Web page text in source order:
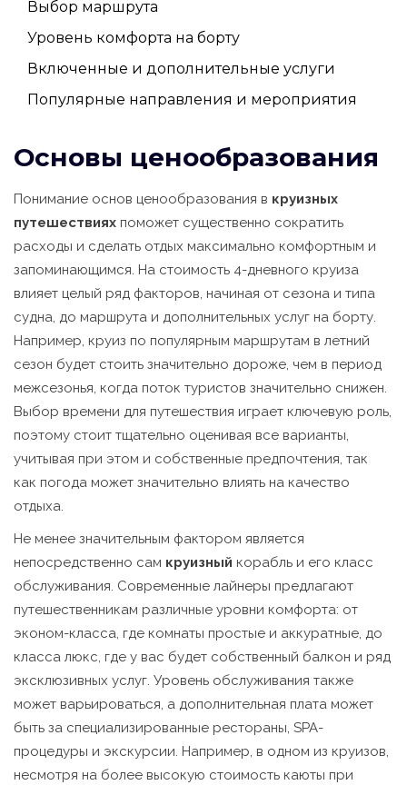
Выбор маршрута
Уровень комфорта на борту
Включенные и дополнительные услуги
Популярные направления и мероприятия
Основы ценообразования
Понимание основ ценообразования в круизных
путешествиях поможет существенно сократить
расходы и сделать отдых максимально комфортным и
запоминающимся. На стоимость 4-дневного круиза
влияет целый ряд факторов, начиная от сезона и типа
судна, до маршрута и дополнительных услуг на борту.
Например, круиз по популярным маршрутам в летний
сезон будет стоить значительно дороже, чем в период
межсезонья, когда поток туристов значительно снижен.
Выбор времени для путешествия играет ключевую роль,
поэтому стоит тщательно оценивая все варианты,
учитывая при этом и собственные предпочтения, так
как погода может значительно влиять на качество
отдыха.
Не менее значительным фактором является
непосредственно сам круизный корабль и его класс
обслуживания. Современные лайнеры предлагают
путешественникам различные уровни комфорта: от
эконом-класса, где комнаты простые и аккуратные, до
класса люкс, где у вас будет собственный балкон и ряд
эксклюзивных услуг. Уровень обслуживания также
может варьироваться, а дополнительная плата может
быть за специализированные рестораны, SPA-
процедуры и экскурсии. Например, в одном из круизов,
несмотря на более высокую стоимость каюты при